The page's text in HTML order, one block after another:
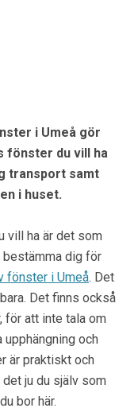
i Umeå gör
fönster du vill ha
transport samt
i huset.
vill ha är det som
bestämma dig för
fönster i Umeå. Det
Det finns också
för att inte tala om
och
är praktiskt och
ju du själv som
bor här.